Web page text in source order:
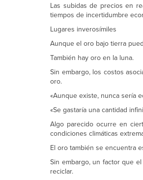
Las subidas de precios en
tiempos de incertidumbre
Lugares inverosímiles
Aunque el oro bajo tierra
También hay oro en la luna.
Sin embargo, los costos
oro.
«Aunque existe, nunca sería
«Se gastaría una cantidad
Algo parecido ocurre en
condiciones climáticas
El oro también se encuentra
Sin embargo, un factor que
reciclar.